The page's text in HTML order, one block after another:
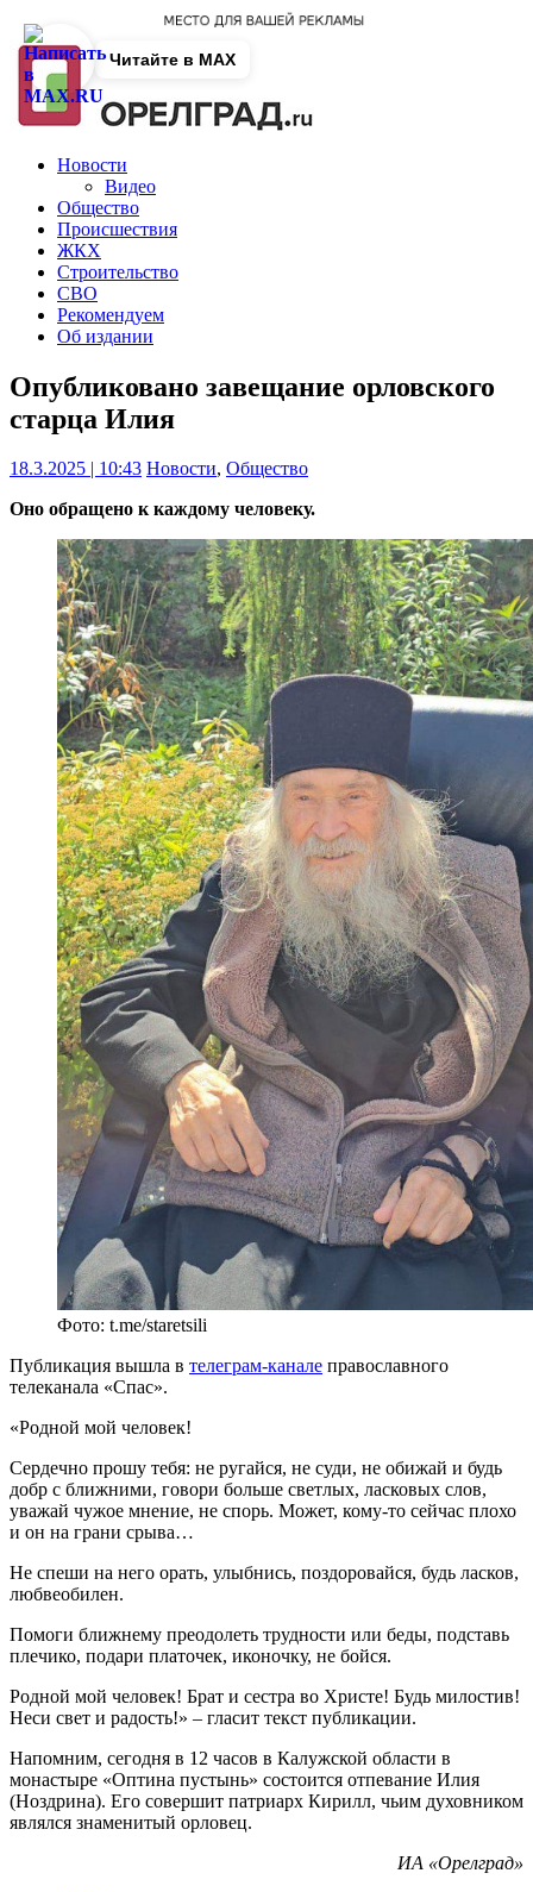
Новости
Видео
Общество
Происшествия
ЖКХ
Строительство
СВО
Рекомендуем
Об издании
Опубликовано завещание орловского
старца Илия
18.3.2025 | 10:43 Новости, Общество
Оно обращено к каждому человеку.
Фото: t.me/staretsili
Публикация вышла в телеграм-канале православного
телеканала «Спас».
«Родной мой человек!
Сердечно прошу тебя: не ругайся, не суди, не обижай и будь
добр с ближними, говори больше светлых, ласковых слов,
уважай чужое мнение, не спорь. Может, кому-то сейчас плохо
и он на грани срыва…
Не спеши на него орать, улыбнись, поздоровайся, будь ласков,
любвеобилен.
Помоги ближнему преодолеть трудности или беды, подставь
плечико, подари платочек, иконочку, не бойся.
Родной мой человек! Брат и сестра во Христе! Будь милостив!
Неси свет и радость!» – гласит текст публикации.
Напомним, сегодня в 12 часов в Калужской области в
монастыре «Оптина пустынь» состоится отпевание Илия
(Ноздрина). Его совершит патриарх Кирилл, чьим духовником
являлся знаменитый орловец.
ИА «Орелград»
Читайте в MAX